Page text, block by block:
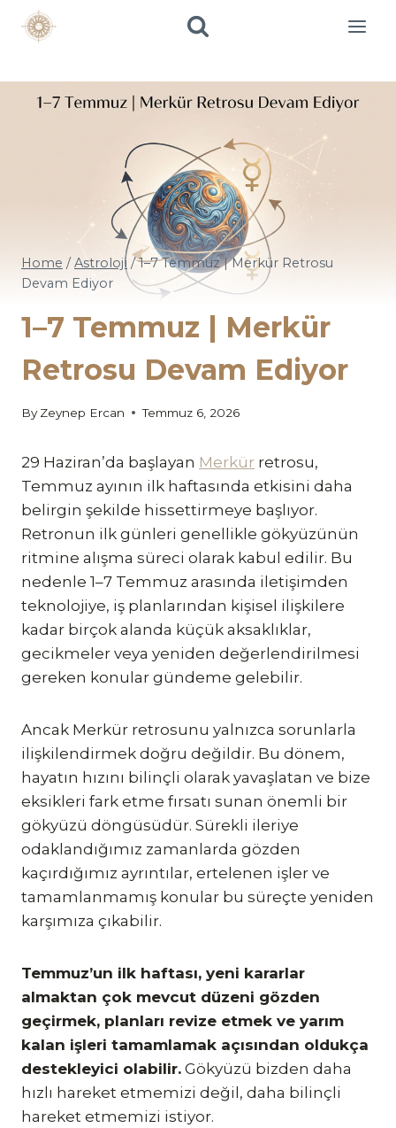
Skip
Home / Astroloji / 1–7 Temmuz | Merkür Retrosu
Devam Ediyor
1–7 Temmuz | Merkür
Retrosu Devam Ediyor
By Zeynep Ercan Temmuz 6, 2026
29 Haziran’da başlayan Merkür retrosu,
Temmuz ayının ilk haftasında etkisini daha
belirgin şekilde hissettirmeye başlıyor.
Retronun ilk günleri genellikle gökyüzünün
ritmine alışma süreci olarak kabul edilir. Bu
nedenle 1–7 Temmuz arasında iletişimden
teknolojiye, iş planlarından kişisel ilişkilere
kadar birçok alanda küçük aksaklıklar,
gecikmeler veya yeniden değerlendirilmesi
gereken konular gündeme gelebilir.
Ancak Merkür retrosunu yalnızca sorunlarla
ilişkilendirmek doğru değildir. Bu dönem,
hayatın hızını bilinçli olarak yavaşlatan ve bize
eksikleri fark etme fırsatı sunan önemli bir
gökyüzü döngüsüdür. Sürekli ileriye
odaklandığımız zamanlarda gözden
kaçırdığımız ayrıntılar, ertelenen işler ve
tamamlanmamış konular bu süreçte yeniden
karşımıza çıkabilir.
Temmuz’un ilk haftası, yeni kararlar
almaktan çok mevcut düzeni gözden
geçirmek, planları revize etmek ve yarım
kalan işleri tamamlamak açısından oldukça
destekleyici olabilir. Gökyüzü bizden daha
hızlı hareket etmemizi değil, daha bilinçli
hareket etmemizi istiyor.